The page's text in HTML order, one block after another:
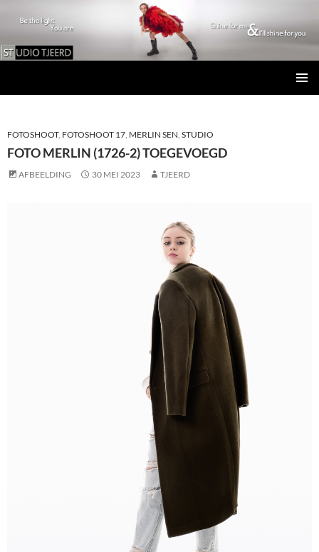
INHOUD
FOTOSHOOT, FOTOSHOOT 17, MERLIN SEN, STUDIO
FOTO MERLIN (1726-2) TOEGEVOEGD
AFBEELDING 30 MEI 2023 TJEERD